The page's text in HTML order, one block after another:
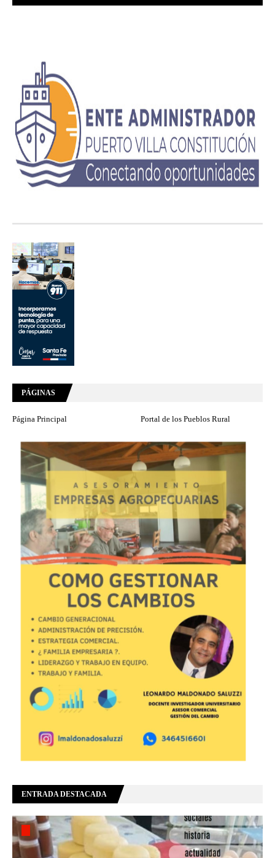
PÁGINAS
Página Principal Portal de los Pueblos Rural
ENTRADA DESTACADA